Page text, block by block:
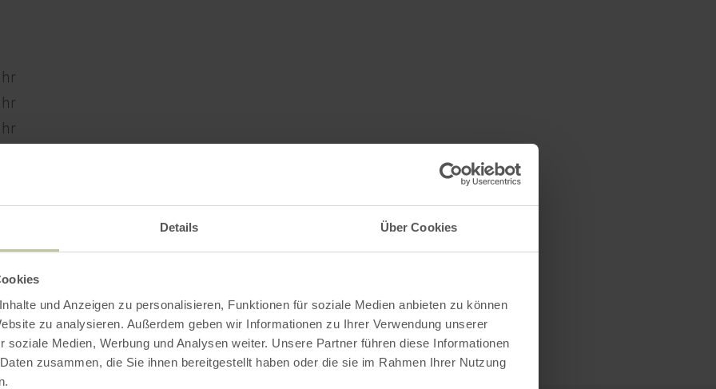
Details Über Cookies
und Anzeigen zu personalisieren, Funktionen für soziale Medien anbieten zu können
zu analysieren. Außerdem geben wir Informationen zu Ihrer Verwendung unserer
soziale Medien, Werbung und Analysen weiter. Unsere Partner führen diese Informationen
zusammen, die Sie ihnen bereitgestellt haben oder die sie im Rahmen Ihrer Nutzung